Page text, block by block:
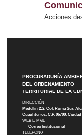
Acciones
PROCURADURÍA
DEL ORDENAMIENTO
TERRITORIAL DE LA
DIRECCIÓN
Medellín 202, Col. Roma Sur,
Cuauhtémoc, C.P. 06700,
WEB E-MAIL
Correo Institucional
TELÉFONO